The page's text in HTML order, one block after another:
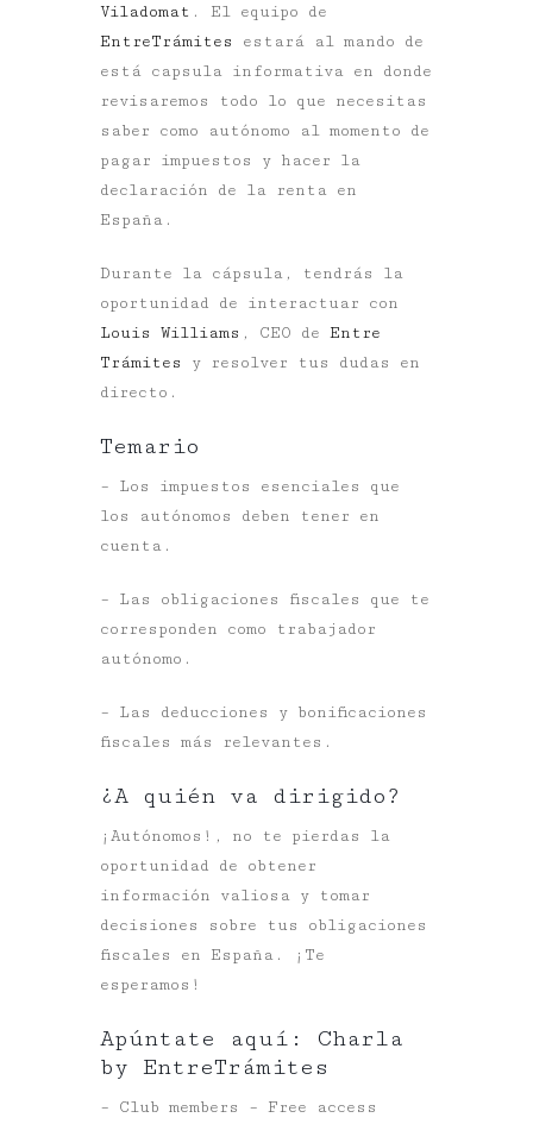
Viladomat . El equipo de
EntreTrámites
estará al mando de
está capsula informativa en donde
revisaremos todo lo que necesitas
saber como autónomo al momento de
pagar impuestos y hacer la
declaración de la renta en
España.
Durante la cápsula, tendrás la
oportunidad de interactuar con
Louis Williams , CEO de Entre
Trámites
y resolver tus dudas en
directo.
Temario
– Los impuestos esenciales que
los autónomos deben tener en
cuenta.
– Las obligaciones fiscales que te
corresponden como trabajador
autónomo.
– Las deducciones y bonificaciones
fiscales más relevantes.
¿A quién va dirigido?
¡Autónomos!, no te pierdas la
oportunidad de obtener
información valiosa y tomar
decisiones sobre tus obligaciones
fiscales en España. ¡Te
esperamos!
Apúntate aquí:
Charla
by EntreTrámites
– Club members – Free access